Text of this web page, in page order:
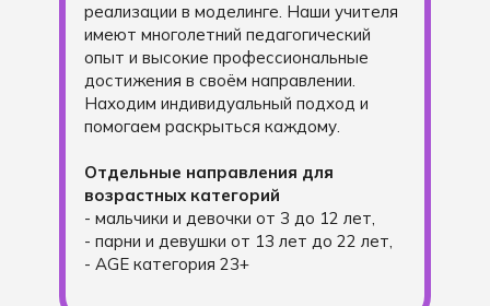
реализации в моделинге. Наши учителя
имеют многолетний педагогический
опыт и высокие профессиональные
достижения в своём направлении.
Находим индивидуальный подход и
помогаем раскрыться каждому.
Отдельные направления для
возрастных категорий
- мальчики и девочки от 3 до 12 лет,
- парни и девушки от 13 лет до 22 лет,
- AGE категория 23+